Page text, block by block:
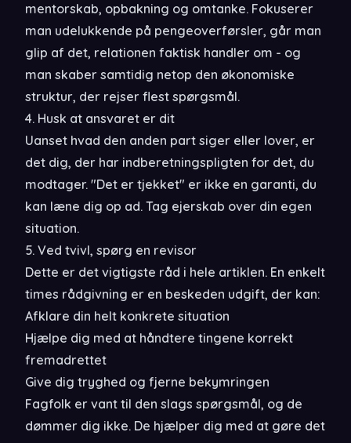
mentorskab, opbakning og omtanke. Fokuserer
man udelukkende på pengeoverførsler, går man
glip af det, relationen faktisk handler om - og
man skaber samtidig netop den økonomiske
struktur, der rejser flest spørgsmål.
4. Husk at ansvaret er dit
Uanset hvad den anden part siger eller lover, er
det dig, der har indberetningspligten for det, du
modtager. "Det er tjekket" er ikke en garanti, du
kan læne dig op ad. Tag ejerskab over din egen
situation.
5. Ved tvivl, spørg en revisor
Dette er det vigtigste råd i hele artiklen. En enkelt
times rådgivning er en beskeden udgift, der kan:
Afklare din helt konkrete situation
Hjælpe dig med at håndtere tingene korrekt
fremadrettet
Give dig tryghed og fjerne bekymringen
Fagfolk er vant til den slags spørgsmål, og de
dømmer dig ikke. De hjælper dig med at gøre det